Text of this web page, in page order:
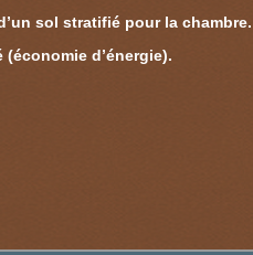
sol stratifié pour la chambre.
d’énergie).